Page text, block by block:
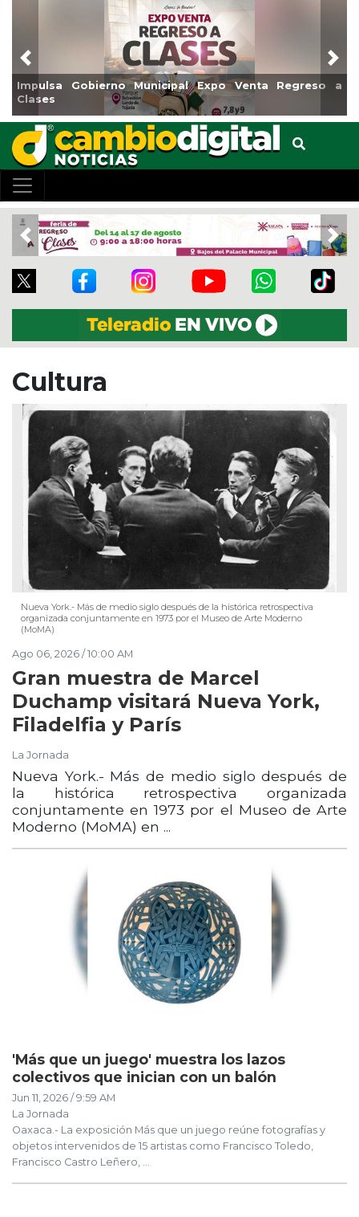
Reabrirá Coatzacoalcos la Alberca Semiolímpica Zona
Centro
Previous
Previous
Cultura
Nueva York.- Más de medio siglo después de la histórica retrospectiva
organizada conjuntamente en 1973 por el Museo de Arte Moderno
(MoMA)
Ago 06, 2026 / 10:00 AM
Gran muestra de Marcel
Duchamp visitará Nueva York,
Filadelfia y París
La Jornada
Nueva York.- Más de medio siglo después de
la histórica retrospectiva organizada
conjuntamente en 1973 por el Museo de Arte
Moderno (MoMA) en ...
'Más que un juego' muestra los lazos
colectivos que inician con un balón
Jun 11, 2026 / 9:59 AM
La Jornada
Oaxaca.- La exposición Más que un juego reúne fotografías y
objetos intervenidos de 15 artistas como Francisco Toledo,
Francisco Castro Leñero, ...